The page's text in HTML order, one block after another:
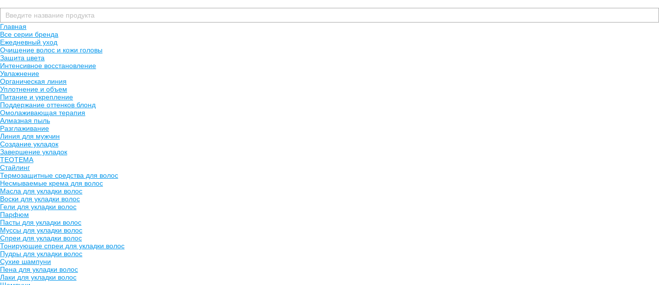
Главная
Все серии бренда
Ежедневный уход
Очищение волос и кожи головы
Защита цвета
Интенсивное восстановление
Увлажнение
Органическая линия
Уплотнение и объем
Питание и укрепление
Поддержание оттенков блонд
Омолаживающая терапия
Алмазная пыль
Разглаживание
Линия для мужчин
Создание укладок
Завершение укладок
TEOTEMA
Стайлинг
Термозащитные средства для волос
Несмываемые крема для волос
Масла для укладки волос
Воски для укладки волос
Гели для укладки волос
Парфюм
Пасты для укладки волос
Муссы для укладки волос
Спреи для укладки волос
Тонирующие спреи для укладки волос
Пудры для укладки волос
Сухие шампуни
Пена для укладки волос
Лаки для укладки волос